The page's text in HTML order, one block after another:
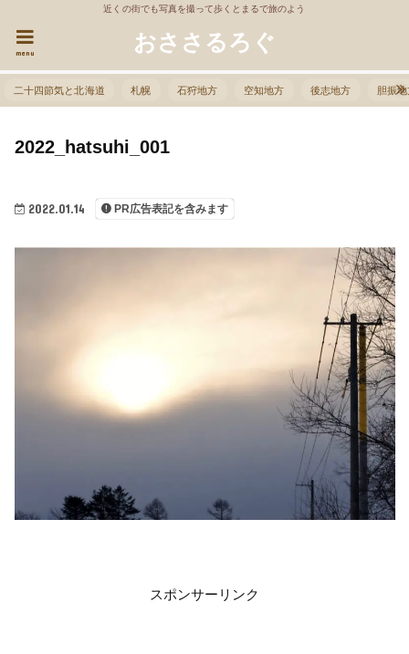
近くの街でも写真を撮って歩くとまるで旅のよう
おささるろぐ
menu
二十四節気と北海道 札幌 石狩地方 空知地方 後志地方 胆振
2022.01.14 PR広告表記を含みます
2022_hatsuhi_001
スポンサーリンク